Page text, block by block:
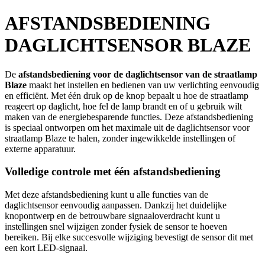
AFSTANDSBEDIENING
DAGLICHTSENSOR BLAZE
De afstandsbediening voor de daglichtsensor van de straatlamp
Blaze maakt het instellen en bedienen van uw verlichting eenvoudig
en efficiënt. Met één druk op de knop bepaalt u hoe de straatlamp
reageert op daglicht, hoe fel de lamp brandt en of u gebruik wilt
maken van de energiebesparende functies. Deze afstandsbediening
is speciaal ontworpen om het maximale uit de daglichtsensor voor
straatlamp Blaze te halen, zonder ingewikkelde instellingen of
externe apparatuur.
Volledige controle met één afstandsbediening
Met deze afstandsbediening kunt u alle functies van de
daglichtsensor eenvoudig aanpassen. Dankzij het duidelijke
knopontwerp en de betrouwbare signaaloverdracht kunt u
instellingen snel wijzigen zonder fysiek de sensor te hoeven
bereiken. Bij elke succesvolle wijziging bevestigt de sensor dit met
een kort LED-signaal.